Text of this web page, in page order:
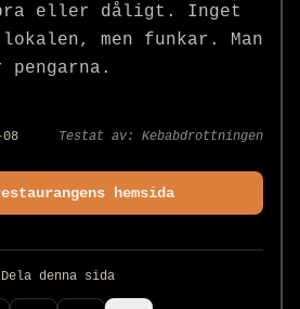
eller dåligt. Inget
men funkar. Man
Testat av: Kebabdrottningen
hemsida
Dela denna sida